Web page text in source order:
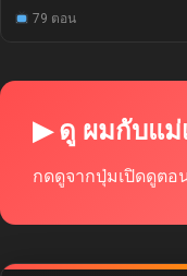
79 ตอน
▶ ดู ผมกับแม่
กดดูจากปุ่มเปิดดูตอ